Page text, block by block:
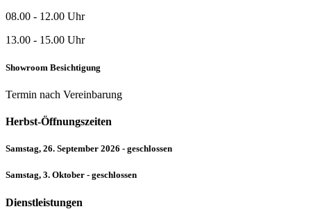
08.00 - 12.00 Uhr
13.00 - 15.00 Uhr
Showroom Besichtigung
Termin nach Vereinbarung
Herbst-Öffnungszeiten
Samstag, 26. September 2026 - geschlossen
Samstag, 3. Oktober - geschlossen
Dienstleistungen